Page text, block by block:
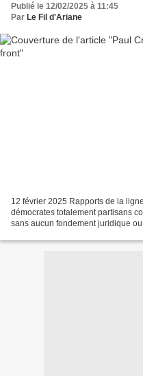
Publié le 12/02/2025 à 11:45
Par Le Fil d'Ariane
12 février 2025 Rapports de la
démocrates totalement partisans
sans aucun fondement juridique